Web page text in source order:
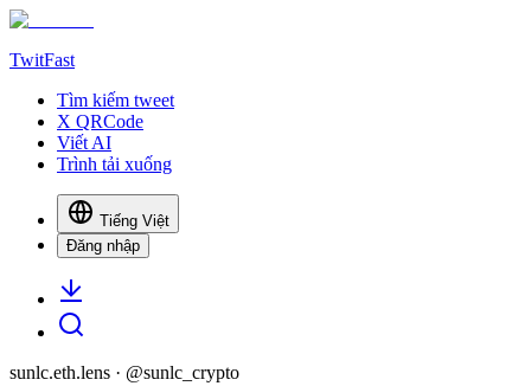
TwitFast
Tìm kiếm tweet
X QRCode
Viết AI
Trình tải xuống
Tiếng Việt
Đăng nhập
sunlc.eth.lens · @sunlc_crypto